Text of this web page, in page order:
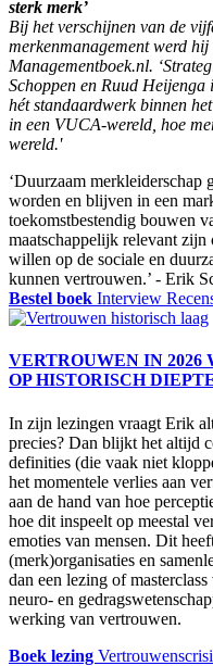
sterk merk’
Bij het verschijnen van de
merkenmanagement werd
Managementboek.nl.
Schoppen en Ruud
hét standaardwerk binnen
in een VUCA-wereld, hoe
wereld.'
‘Duurzaam merkleiderschap
worden en blijven in een
toekomstbestendig bouwen
maatschappelijk relevant zijn
willen op de sociale en
kunnen vertrouwen.’ - Erik
Bestel boek Interview
VERTROUWEN IN 2026
OP HISTORISCH
In zijn lezingen vraagt Erik
precies? Dan blijkt het altijd
definities (die vaak niet
het momentele verlies aan
aan de hand van hoe
hoe dit inspeelt op meestal
emoties van mensen. Dit
(merk)organisaties en
dan een lezing of
neuro- en
werking van vertrouwen.
Boek lezing